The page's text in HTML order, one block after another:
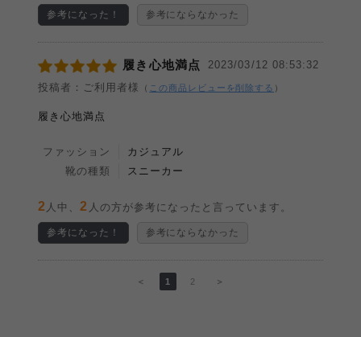
参考になった！ 参考にならなかった
履き心地満点
2023/03/12 08:53:32
投稿者：ご利用者様
（ この商品レビューを削除する ）
履き心地満点
ファッション
カジュアル
靴の種類
スニーカー
2 人中、2 人の方が参考になったと言っています。
参考になった！ 参考にならなかった
＜ 1 2 ＞